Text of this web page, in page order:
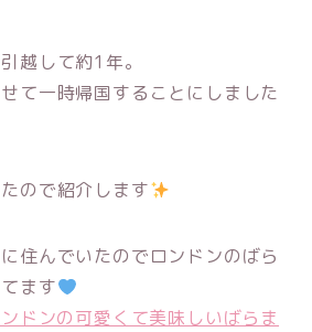
越して約1年。
て一時帰国することにしました
ので紹介します
住んでいたのでロンドンのばら
ます
ドンの可愛くて美味しいばらま